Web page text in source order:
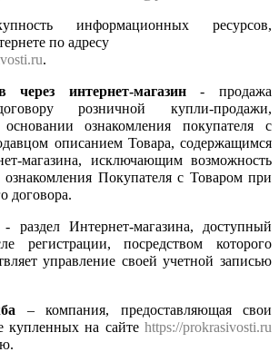
информационных ресурсов,
по адресу
.
через интернет-магазин- продажа
розничной купли-продажи,
ознакомления покупателя с
описанием Товара, содержащимся
магазина, исключающим возможность
ознакомления Покупателя с Товаром при
договора.
- раздел Интернет-магазина, доступный
регистрации, посредством которого
управление своей учетной записью
– компания, предоставляющая свои
купленных на сайте https://prokrasivosti.ru